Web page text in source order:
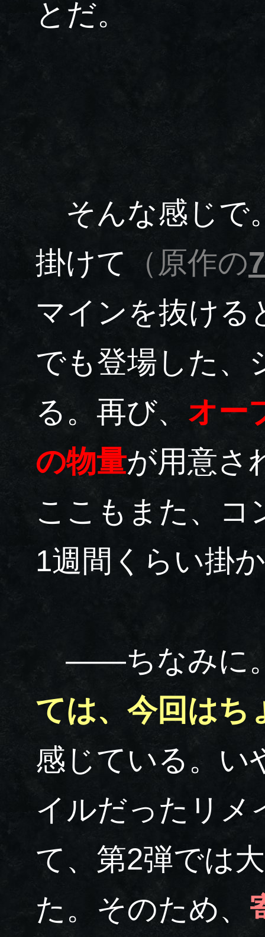
とだ。
そんな感じで
掛けて
（原作の
マインを抜ける
でも登場した、
る。再び、 オー
の物量が用意さ
ここもまた、コ
1週間くらい掛
――ちなみに
ては、今回はち
感じている。い
イルだったリメ
て、第2弾では
た。そのため、